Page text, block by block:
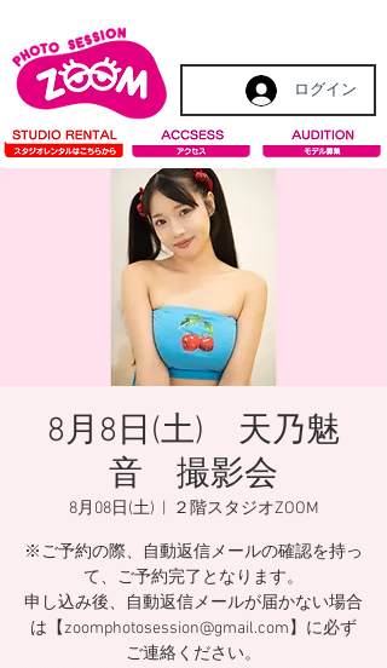
ログイン
8月8日(土) 天乃魅
音 撮影会
8月08日(土) ２階スタジオZOOM
※ご予約の際、自動返信メールの確認を持っ
て、ご予約完了となります。
申し込み後、自動返信メールが届かない場合
は【zoomphotosession@gmail.com】に必ず
ご連絡ください。